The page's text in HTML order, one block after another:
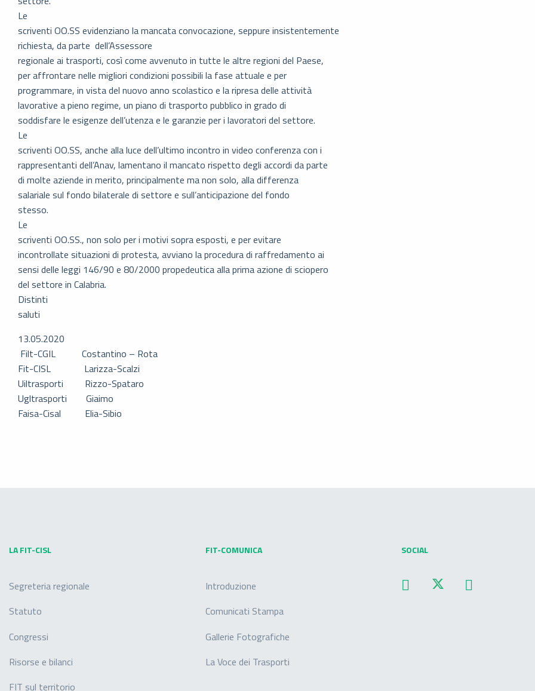
Le
scriventi OO.SS evidenziano la mancata convocazione, seppure insistentemente
richiesta, da parte dell’Assessore
regionale ai trasporti, così come avvenuto in tutte le altre regioni del Paese,
per affrontare nelle migliori condizioni possibili la fase attuale e per
programmare, in vista del nuovo anno scolastico e la ripresa delle attività
lavorative a pieno regime, un piano di trasporto pubblico in grado di
soddisfare le esigenze dell’utenza e le garanzie per i lavoratori del settore.
Le
scriventi OO.SS, anche alla luce dell’ultimo incontro in video conferenza con i
rappresentanti dell’Anav, lamentano il mancato rispetto degli accordi da parte
di molte aziende in merito, principalmente ma non solo, alla differenza
salariale sul fondo bilaterale di settore e sull’anticipazione del fondo
stesso.
Le
scriventi OO.SS., non solo per i motivi sopra esposti, e per evitare
incontrollate situazioni di protesta, avviano la procedura di raffredamento ai
sensi delle leggi 146/90 e 80/2000 propedeutica alla prima azione di sciopero
del settore in Calabria.
Distinti
saluti
13.05.2020
Filt-CGIL Costantino – Rota
Fit-CISL Larizza-Scalzi
Uiltrasporti Rizzo-Spataro
Ugltrasporti Giaimo
Faisa-Cisal Elia-Sibio
LA FIT-CISL
Segreteria regionale
Statuto
Congressi
Risorse e bilanci
FIT sul territorio
FIT-COMUNICA
Introduzione
Comunicati Stampa
Gallerie Fotografiche
La Voce dei Trasporti
SOCIAL